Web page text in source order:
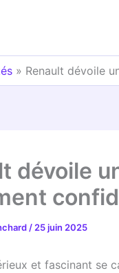
» Renault dévoile
dévoile
/ 25 juin 2025
et fascinant se